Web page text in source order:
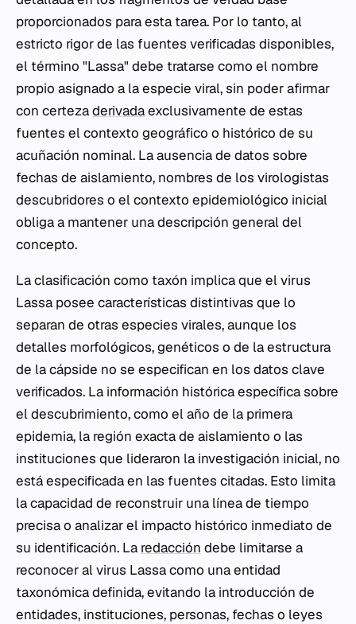
proporcionados para esta tarea. Por lo tanto, al
estricto rigor de las fuentes verificadas disponibles,
el término "Lassa" debe tratarse como el nombre
propio asignado a la especie viral, sin poder afirmar
con certezaderivadaexclusivamente de estas
fuentes el contexto geográfico o histórico de su
acuñación nominal. La ausencia de datos sobre
fechas de aislamiento, nombres de los virologistas
descubridores o el contexto epidemiológico inicial
obliga a mantener una descripción general del
concepto.
La clasificación como taxón implica que el virus
Lassa posee características distintivas que lo
separan de otras especies virales, aunque los
detalles morfológicos, genéticos o de la estructura
de la cápside no se especifican en los datos clave
verificados. La información histórica específica sobre
el descubrimiento, como el año de la primera
epidemia, la región exacta de aislamiento o las
instituciones que lideraron la investigación inicial, no
está especificada en las fuentes citadas. Esto limita
la capacidad de reconstruir una línea de tiempo
precisa o analizar el impacto histórico inmediato de
su identificación. La redacción debe limitarse a
reconocer al virus Lassa como una entidad
taxonómica definida, evitando la introducción de
entidades, instituciones, personas, fechas o leyes